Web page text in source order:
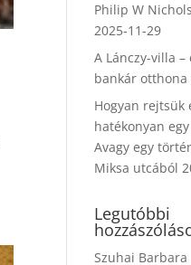
Philip W
2025-11-29
A Lánczy-villa
bankár otthona
Hogyan rejtsük
hatékonyan
Avagy egy
Miksa utcából
Legutóbbi
Szuhai Barbara